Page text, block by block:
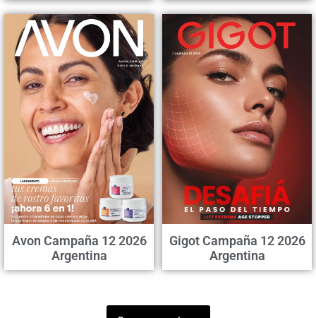
Avon Campaña 12 2026
Argentina
Gigot Campaña 12 2026
Argentina